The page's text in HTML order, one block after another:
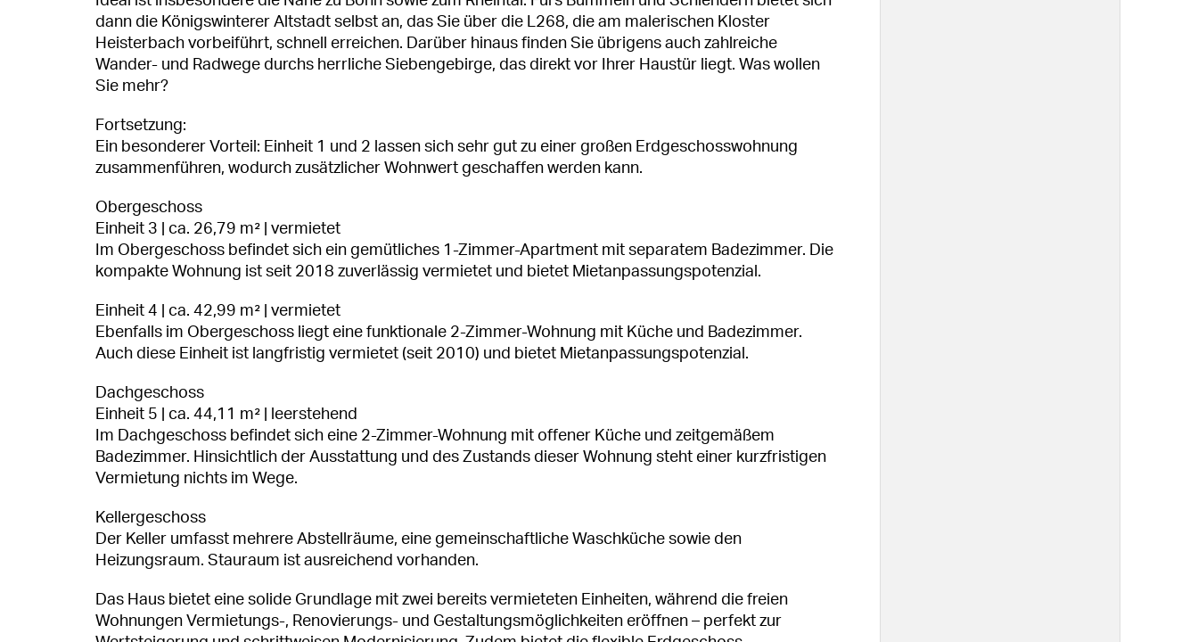
dann die Königswinterer Altstadt selbst an, das Sie über die L268, die am malerischen Kloster
Heisterbach vorbeiführt, schnell erreichen. Darüber hinaus finden Sie übrigens auch zahlreiche
Wander- und Radwege durchs herrliche Siebengebirge, das direkt vor Ihrer Haustür liegt. Was wollen
Sie mehr?
Fortsetzung:
Ein besonderer Vorteil: Einheit 1 und 2 lassen sich sehr gut zu einer großen Erdgeschosswohnung
zusammenführen, wodurch zusätzlicher Wohnwert geschaffen werden kann.
Obergeschoss
Einheit 3 | ca. 26,79 m² | vermietet
Im Obergeschoss befindet sich ein gemütliches 1-Zimmer-Apartment mit separatem Badezimmer. Die
kompakte Wohnung ist seit 2018 zuverlässig vermietet und bietet Mietanpassungspotenzial.
Einheit 4 | ca. 42,99 m² | vermietet
Ebenfalls im Obergeschoss liegt eine funktionale 2-Zimmer-Wohnung mit Küche und Badezimmer.
Auch diese Einheit ist langfristig vermietet (seit 2010) und bietet Mietanpassungspotenzial.
Dachgeschoss
Einheit 5 | ca. 44,11 m² | leerstehend
Im Dachgeschoss befindet sich eine 2-Zimmer-Wohnung mit offener Küche und zeitgemäßem
Badezimmer. Hinsichtlich der Ausstattung und des Zustands dieser Wohnung steht einer kurzfristigen
Vermietung nichts im Wege.
Kellergeschoss
Der Keller umfasst mehrere Abstellräume, eine gemeinschaftliche Waschküche sowie den
Heizungsraum. Stauraum ist ausreichend vorhanden.
Das Haus bietet eine solide Grundlage mit zwei bereits vermieteten Einheiten, während die freien
Wohnungen Vermietungs-, Renovierungs- und Gestaltungsmöglichkeiten eröffnen – perfekt zur